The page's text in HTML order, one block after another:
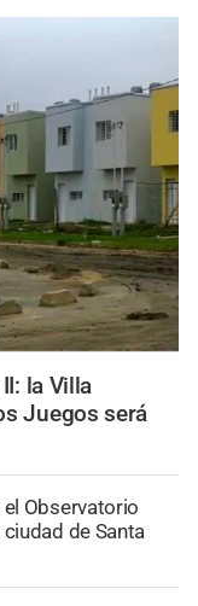
la Villa
Juegos será
Observatorio
de Santa